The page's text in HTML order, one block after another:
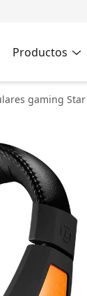
Productos
gaming Star